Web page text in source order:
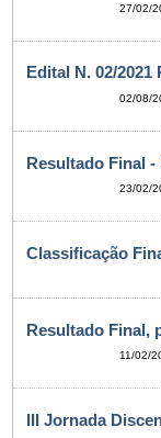
27/02/
Edital N. 02/2021
02/08/
Resultado Final -
23/02/
Classificação
Resultado Final,
11/02/
III Jornada